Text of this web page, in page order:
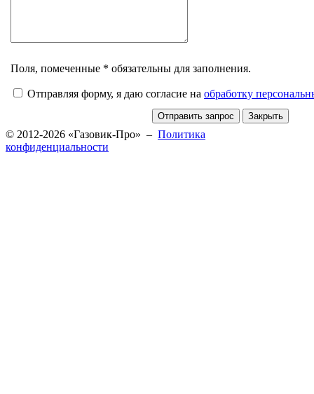
Поля, помеченные * обязательны для заполнения.
Отправляя форму, я даю согласие на обработку
© 2012-2026 «Газовик-Про» – Политика
конфиденциальности